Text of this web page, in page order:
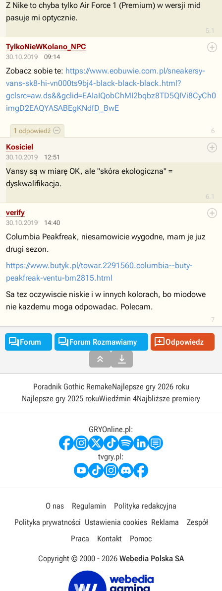
5.1
Z Nike to chyba tylko Air Force 1 (Premium) w wersji mid
pasuje mi optycznie.
30.10.2019 09:14
6
1 odpowiedź
TylkoNieWKolano_NPC
Zobacz sobie te: https://www.eobuwie.com.pl/sneakersy-
vans-sk8-hi-vn000ts9bj4-black-black-black.html?
gclsrc=aw.ds&&gclid=EAIaIQobChMI2bqbz8TD5QIVi8CyCh0
imgD2EAQYASABEgKNdfD_BwE
30.10.2019 12:51
6.1
Kosiciel
Vansy są w miarę OK, ale "skóra ekologiczna" =
dyskwalifikacja.
30.10.2019 14:40
7
verify
Columbia Peakfreak, niesamowicie wygodne, mam je juz
drugi sezon.
https://www.butyk.pl/towar.2291560.columbia--buty-
peakfreak-ventu-bm2815.html
Sa tez oczywiscie niskie i w innych kolorach, bo miodowe
nie kazdemu moga odpowadac. Polecam.
Forum Forum Rozmawiamy Odpowiedz
 
Poradnik Gothic RemakeNajlepsze gry 2026 roku
Najlepsze gry 2025 rokuWiedźmin 4Najbliższe premiery
GRYOnline.pl:
tvgry.pl:
O nas Regulamin
Polityka redakcyjna
Polityka prywatności Ustawienia cookies Reklama
Zespół
Praca
Kontakt Pomoc
Copyright © 2000 - 2026 Webedia Polska SA